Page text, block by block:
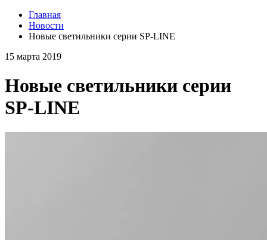
Главная
Новости
Новые светильники серии SP-LINE
15 марта 2019
Новые светильники серии
SP-LINE